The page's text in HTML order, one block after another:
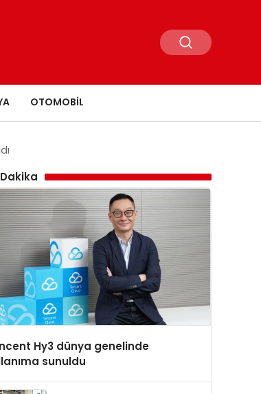
OTOMOBIL
Hy3 dünya genelinde
sunuldu